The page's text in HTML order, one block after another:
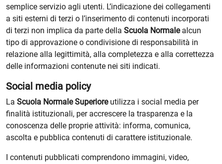
semplice servizio agli utenti. L’indicazione dei collegamenti
a siti esterni di terzi o l’inserimento di contenuti incorporati
di terzi non implica da parte della Scuola Normalealcun
tipo di approvazione o condivisione di responsabilità in
relazione alla legittimità, alla completezza e alla correttezza
delle informazioni contenute nei siti indicati.
Social media policy
La Scuola Normale Superioreutilizza i social media per
finalità istituzionali, per accrescere la trasparenza e la
conoscenza delle proprie attività: informa, comunica,
ascolta e pubblica contenuti di carattere istituzionale.
I contenuti pubblicati comprendono immagini, video,